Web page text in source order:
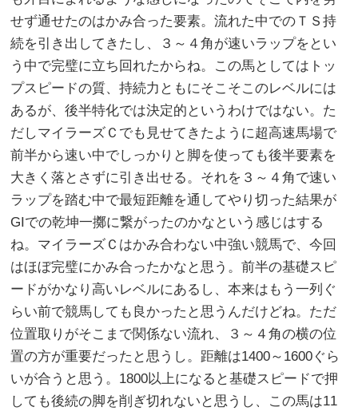
せず通せたのはかみ合った要素。流れた中でのＴＳ持
続を引き出してきたし、３～４角が速いラップをとい
う中で完璧に立ち回れたからね。この馬としてはトッ
プスピードの質、持続力ともにそこそこのレベルには
あるが、後半特化では決定的というわけではない。た
だしマイラーズＣでも見せてきたように超高速馬場で
前半から速い中でしっかりと脚を使っても後半要素を
大きく落とさずに引き出せる。それを３～４角で速い
ラップを踏む中で最短距離を通してやり切った結果が
GIでの乾坤一擲に繋がったのかなという感じはする
ね。マイラーズＣはかみ合わない中強い競馬で、今回
はほぼ完璧にかみ合ったかなと思う。前半の基礎スピ
ードがかなり高いレベルにあるし、本来はもう一列ぐ
らい前で競馬しても良かったと思うんだけどね。ただ
位置取りがそこまで関係ない流れ、３～４角の横の位
置の方が重要だったと思うし。距離は1400～1600ぐら
いが合うと思う。1800以上になると基礎スピードで押
しても後続の脚を削ぎ切れないと思うし、この馬は11